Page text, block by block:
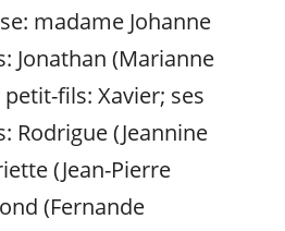
madame Johanne
Jonathan (Marianne
fils: Xavier; ses
Rodrigue (Jeannine
(Jean-Pierre
(Fernande